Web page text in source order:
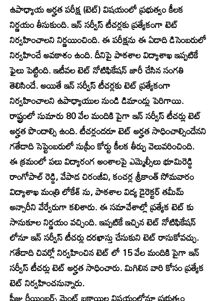
ఉపాధ్యాయ అర్హత పరీక్ష (టెట్) విషయంలో ప్రభుత్వం కీలక
నిర్ణయం తీసుకుంది. ఇన్ సర్వీస్ టీచర్లకు ప్రత్యేకంగా టెట్
నిర్వహించాలని నిర్ణయించింది. ఈ పరీక్షను ఈ ఏడాది డిసెంబరులో
నిర్వహించే అవకాశం ఉంది. దీనిపై పాఠశాల విద్యాశాఖ ఇప్పటికే
ఫైలు పెట్టింది. ఇటీవల టెట్ నోటిఫికేషన్ జారీ చేసిన సంగతి
తెలిసిందే. అయితే ఇన్ సర్వీస్ టీచర్లకు టెట్ ప్రత్యేకంగా
నిర్వహించాలని ఉపాధ్యాయుల నుండి డిమాండ్లు పెరిగాయి.
రాష్ట్రంలో సుమారు 80 వేల మందికి పైగా ఇన్ సర్వీస్ టీచర్లు టెట్
అర్హత పొందాల్సి ఉంది. టీచర్లందరూ టెట్ అర్హత సాధించాల్సిందేనని
గతేడాది సెప్టెంబరులో సుప్రీం కోర్టు కీలక తీర్పు వెలువరించింది.
ఈ క్రమంలో పలు విద్యారంగ అంశాలపై ఎమ్మెల్సీలు భూమిరెడ్డి
రాంగోపాల్ రెడ్డి, వేపాడ చిరంజీవి, కంచర్ల శ్రీకాంత్ సోమవారం
విద్యాశాఖ మంత్రి లోకేశ్ ను, పాఠశాల విద్య డైరెక్టర్ తమీమ్
అన్సారీని వేర్వేరుగా కలిశారు. ఈ సమావేశాల్లో ప్రత్యేక టెట్ కు
సానుకూల నిర్ణయం వచ్చింది. ఇప్పటికే ఇచ్చిన టెట్ నోటిఫికేషన్
లోనూ ఇన్ సర్వీస్ టీచర్లు దరఖాస్తు చేసుకుని టెట్ రాసుకోవచ్చు.
గతేడాది చివర్లో నిర్వహించిన టెట్ లో 15 వేల మందికి పైగా ఇన్
సర్వీస్ టీచర్లు టెట్ అర్హత సాధించారు. మిగిలిన వారి కోసం ప్రత్యేక
టెట్ నిర్వహించనున్నారు.